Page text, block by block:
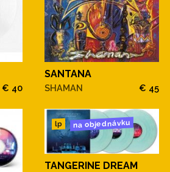
€ 40
SANTANA
SHAMAN € 45
lp na objednávku
TANGERINE DREAM